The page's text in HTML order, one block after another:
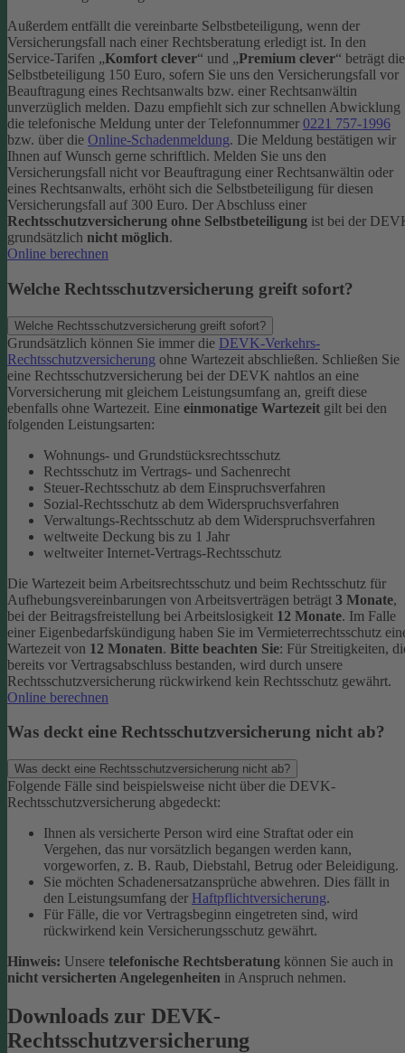
Außerdem entfällt die vereinbarte Selbstbeteiligung, wenn der
Versicherungsfall nach einer Rechtsberatung erledigt ist. In den
Service-Tarifen „Komfort clever“ und „Premium clever“ beträgt die
Selbstbeteiligung 150 Euro, sofern Sie uns den Versicherungsfall vor
Beauftragung eines Rechtsanwalts bzw. einer Rechtsanwältin
unverzüglich melden. Dazu empfiehlt sich zur schnellen Abwicklung
die telefonische Meldung unter der Telefonnummer 0221 757-1996
bzw. über die Online-Schadenmeldung. Die Meldung bestätigen wir
Ihnen auf Wunsch gerne schriftlich. Melden Sie uns den
Versicherungsfall nicht vor Beauftragung einer Rechtsanwältin oder
eines Rechtsanwalts, erhöht sich die Selbstbeteiligung für diesen
Versicherungsfall auf 300 Euro. Der Abschluss einer
Rechtsschutzversicherung ohne Selbstbeteiligung ist bei der
grundsätzlich nicht möglich.
Online berechnen
Welche Rechtsschutzversicherung greift sofort?
Welche Rechtsschutzversicherung greift sofort?
Grundsätzlich können Sie immer die DEVK-Verkehrs-
Rechtsschutzversicherung ohne Wartezeit abschließen. Schließen Sie
eine Rechtsschutzversicherung bei der DEVK nahtlos an eine
Vorversicherung mit gleichem Leistungsumfang an, greift diese
ebenfalls ohne Wartezeit. Eine einmonatige Wartezeit gilt bei den
folgenden Leistungsarten:
Wohnungs- und Grundstücksrechtsschutz
Rechtsschutz im Vertrags- und Sachenrecht
Steuer-Rechtsschutz ab dem Einspruchsverfahren
Sozial-Rechtsschutz ab dem Widerspruchsverfahren
Verwaltungs-Rechtsschutz ab dem Widerspruchsverfahren
weltweite Deckung bis zu 1 Jahr
weltweiter Internet-Vertrags-Rechtsschutz
Die Wartezeit beim Arbeitsrechtsschutz und beim Rechtsschutz für
Aufhebungsvereinbarungen von Arbeitsverträgen beträgt 3 Monate,
bei der Beitragsfreistellung bei Arbeitslosigkeit 12 Monate. Im Falle
einer Eigenbedarfskündigung haben Sie im Vermieterrechtsschutz
Wartezeit von 12 Monaten. Bitte beachten Sie: Für Streitigkeiten,
bereits vor Vertragsabschluss bestanden, wird durch unsere
Rechtsschutzversicherung rückwirkend kein Rechtsschutz gewährt.
Online berechnen
Was deckt eine Rechtsschutzversicherung nicht ab?
Was deckt eine Rechtsschutzversicherung nicht ab?
Folgende Fälle sind beispielsweise nicht über die DEVK-
Rechtsschutzversicherung abgedeckt:
Ihnen als versicherte Person wird eine Straftat oder ein
Vergehen, das nur vorsätzlich begangen werden kann,
vorgeworfen, z. B. Raub, Diebstahl, Betrug oder Beleidigung.
Sie möchten Schadenersatzansprüche abwehren. Dies fällt in
den Leistungsumfang der Haftpflichtversicherung.
Für Fälle, die vor Vertragsbeginn eingetreten sind, wird
rückwirkend kein Versicherungsschutz gewährt.
Hinweis: Unsere telefonische Rechtsberatung können Sie auch in
nicht versicherten Angelegenheiten in Anspruch nehmen.
Downloads zur DEVK-
Rechtsschutzversicherung